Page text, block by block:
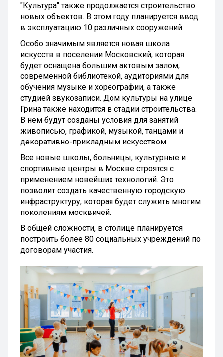
"Культура" также продолжается строительство
новых объектов. В этом году планируется ввод
в эксплуатацию 10 различных сооружений.
Особо значимым является новая школа
искусств в поселении Московский, которая
будет оснащена большим актовым залом,
современной библиотекой, аудиториями для
обучения музыке и хореографии, а также
студией звукозаписи. Дом культуры на улице
Грина также находится в стадии строительства.
В нем будут созданы условия для занятий
живописью, графикой, музыкой, танцами и
декоративно-прикладным искусством.
Все новые школы, больницы, культурные и
спортивные центры в Москве строятся с
применением новейших технологий. Это
позволит создать качественную городскую
инфраструктуру, которая будет служить многим
поколениям москвичей.
В общей сложности, в столице планируется
построить более 80 социальных учреждений по
договорам участия.